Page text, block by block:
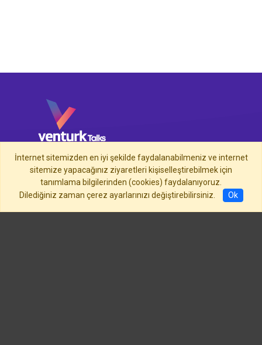
venturk is organized by capijal.com
İnternet sitemizden en iyi şekilde faydalanabilmeniz ve internet
sitemize yapacağınız ziyaretleri kişiselleştirebilmek için
tanımlama bilgilerinden (cookies) faydalanıyoruz.
Dilediğiniz zaman çerez ayarlarınızı değiştirebilirsiniz.
Ok